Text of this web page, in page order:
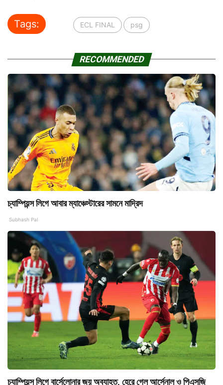
Tags: ECL FINAL psg
RECOMMENDED
চ্যাম্পিয়ন্স লিগে আবার ম্যাঞ্চেস্টারের সামনে মাদ্রিদ
Subhash Pal
চ্যাম্পিয়ন্স লিগে বার্সেলোনার জয় অব্যাহত, হেরে গেল আর্সেনাল ও পিএসজি